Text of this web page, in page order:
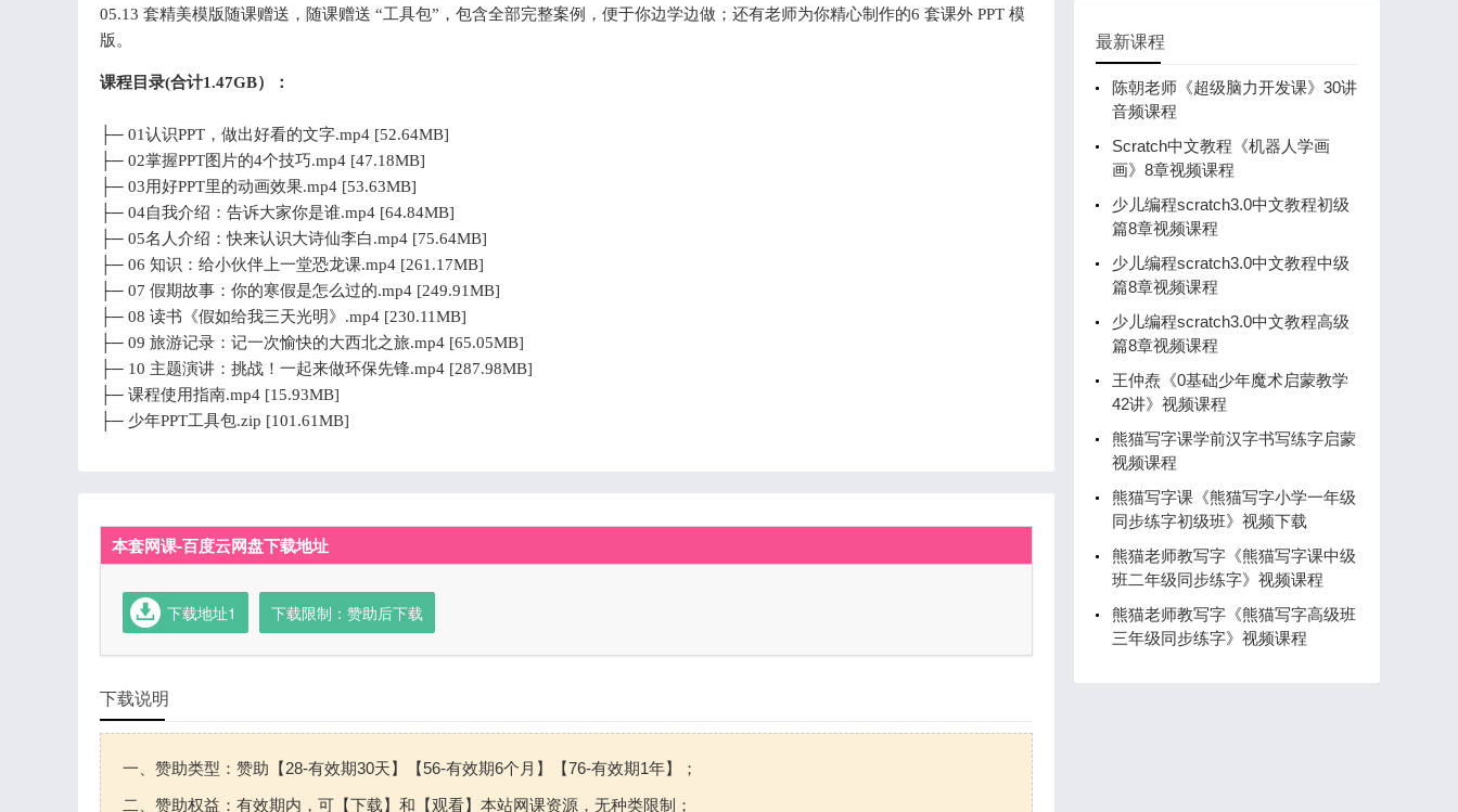
05.13 套精美模版随课赠送，随课赠送 “工具包”，包含全部完整案例，便于你边学边做；还有老师为你精心制作的6 套课外 PPT 模
版。
课程目录(合计1.47GB）：
├─ 01认识PPT，做出好看的文字.mp4 [52.64MB]
├─ 02掌握PPT图片的4个技巧.mp4 [47.18MB]
├─ 03用好PPT里的动画效果.mp4 [53.63MB]
├─ 04自我介绍：告诉大家你是谁.mp4 [64.84MB]
├─ 05名人介绍：快来认识大诗仙李白.mp4 [75.64MB]
├─ 06 知识：给小伙伴上一堂恐龙课.mp4 [261.17MB]
├─ 07 假期故事：你的寒假是怎么过的.mp4 [249.91MB]
├─ 08 读书《假如给我三天光明》.mp4 [230.11MB]
├─ 09 旅游记录：记一次愉快的大西北之旅.mp4 [65.05MB]
├─ 10 主题演讲：挑战！一起来做环保先锋.mp4 [287.98MB]
├─ 课程使用指南.mp4 [15.93MB]
├─ 少年PPT工具包.zip [101.61MB]
本套网课-百度云网盘下载地址
下载地址1 下载限制：赞助后下载
下载说明
一、赞助类型：赞助【28-有效期30天】【56-有效期6个月】【76-有效期1年】；
二、赞助权益：有效期内，可【下载】和【观看】本站网课资源，无种类限制；
最新课程
陈朝老师《超级脑力开发课》30讲
音频课程
Scratch中文教程《机器人学画
画》8章视频课程
少儿编程scratch3.0中文教程初级
篇8章视频课程
少儿编程scratch3.0中文教程中级
篇8章视频课程
少儿编程scratch3.0中文教程高级
篇8章视频课程
王仲焘《0基础少年魔术启蒙教学
42讲》视频课程
熊猫写字课学前汉字书写练字启蒙
视频课程
熊猫写字课《熊猫写字小学一年级
同步练字初级班》视频下载
熊猫老师教写字《熊猫写字课中级
班二年级同步练字》视频课程
熊猫老师教写字《熊猫写字高级班
三年级同步练字》视频课程